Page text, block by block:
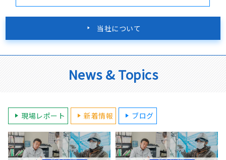
当社について
News & Topics
現場レポート 新着情報 ブログ